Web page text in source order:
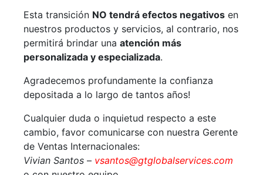
Esta transición NO tendrá efectos negativos en
nuestros productos y servicios, al contrario, nos
permitirá brindar una atención más
personalizada y especializada.
Agradecemos profundamente la confianza
depositada a lo largo de tantos años!
Cualquier duda o inquietud respecto a este
cambio, favor comunicarse con nuestra Gerente
de Ventas Internacionales:
Vivian Santos – vsantos@gtglobalservices.com